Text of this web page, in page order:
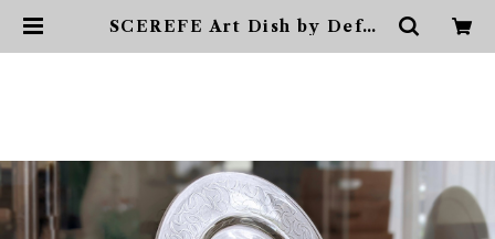
SCEREFE Art Dish by Defne